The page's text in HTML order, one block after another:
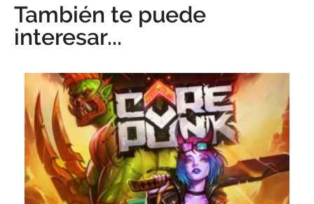
También te puede
interesar...